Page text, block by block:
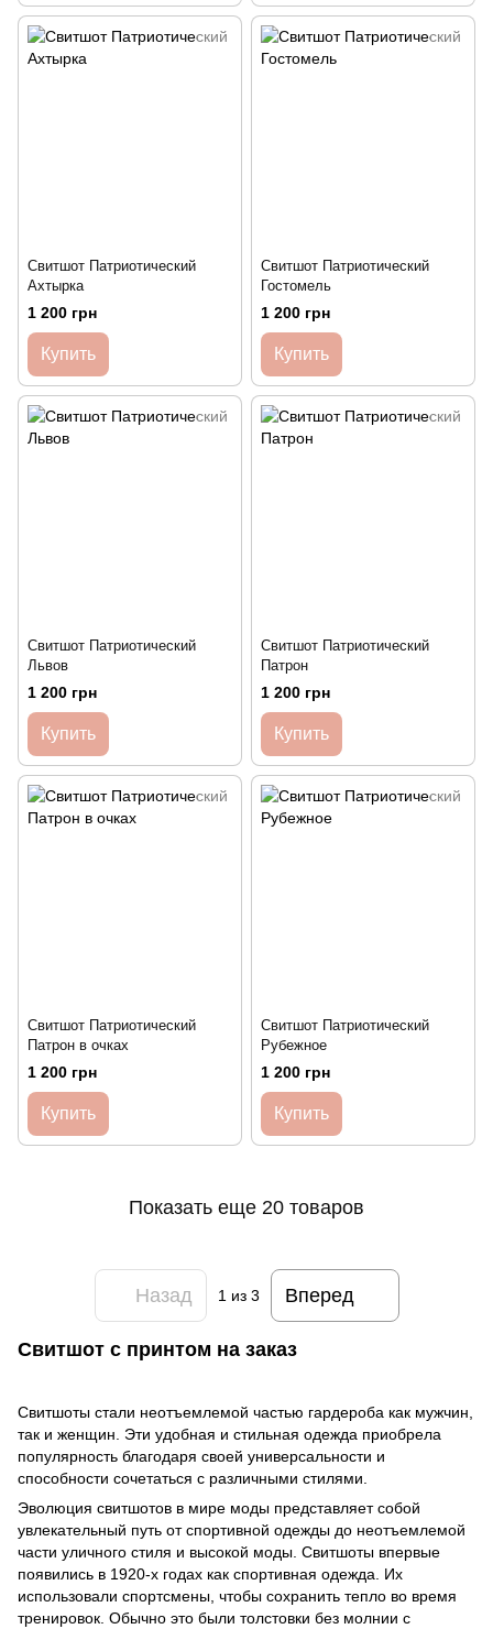
Свитшот Патриотический
Ахтырка
1 200 грн
Купить
Свитшот Патриотический
Гостомель
1 200 грн
Купить
Свитшот Патриотический
Львов
1 200 грн
Купить
Свитшот Патриотический
Патрон
1 200 грн
Купить
Свитшот Патриотический
Патрон в очках
1 200 грн
Купить
Свитшот Патриотический
Рубежное
1 200 грн
Купить
Показать еще 20 товаров
Назад 1из 3 Вперед
Cвитшот с принтом на заказ
Свитшоты стали неотъемлемой частью гардероба как мужчин,
так и женщин. Эти удобная и стильная одежда приобрела
популярность благодаря своей универсальности и
способности сочетаться с различными стилями.
Эволюция свитшотов в мире моды представляет собой
увлекательный путь от спортивной одежды до неотъемлемой
части уличного стиля и высокой моды. Свитшоты впервые
появились в 1920-х годах как спортивная одежда. Их
использовали спортсмены, чтобы сохранить тепло во время
тренировок. Обычно это были толстовки без молнии с